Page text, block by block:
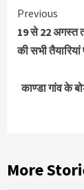
Previous
19 से 22 अगस्त
की सभी तैयारियां
काण्डा गांव के
More